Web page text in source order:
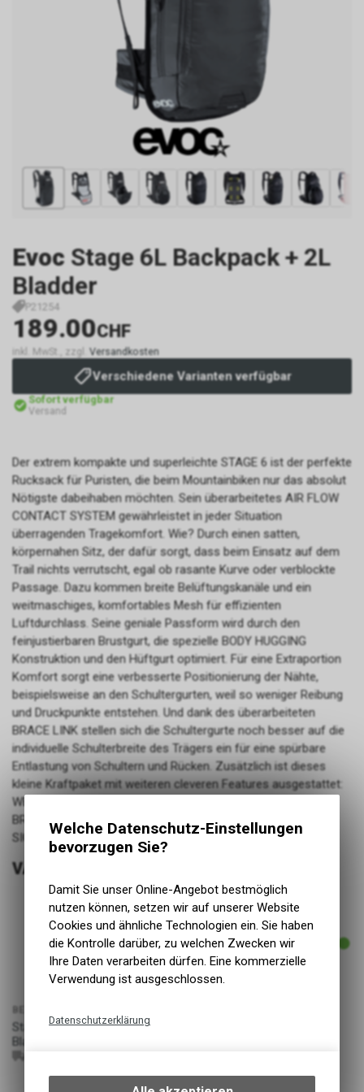
Evoc Stage 6L Backpack + 2L
Bladder
P21254
189.00CHF
inkl. MwSt., zzgl. Versandkosten
Verschiedene Varianten verfügbar
Sofort verfügbar
Versand
Der extrem kompakte und superleichte STAGE 6 ist der perfekte
Rucksack für Puristen, die beim Mountainbiken nur das absolut
Nötigste dabeihaben möchten. Sein überarbeitetes AIR FLOW
CONTACT SYSTEM gewährleistet in jeder Situation
überragenden Tragekomfort. Wie? Durch einen satten,
körpernahen Sitz, der dafür sorgt, dass beim Einsatz auf dem
Trail nichts verrutscht, egal ob rasante Kurve oder verblockte
Passage. Dazu kommen breite Belüftungskanäle und ein
weitmaschiges, komfortables Mesh für effizienten
Luftdurchlass. Seine geniale Passform wird durch den
feinjustierbaren Brustgurt, die spezielle BODY HUGGING
Konstruktion und den Hüftgurt optimiert. Für eine Extraportion
Komfort sorgt eine verbesserte Positionierung der Nähte,
beispielsweise an den Schultergurten, weil so weniger Reibung
und Druckpunkte entstehen. Und dank des überarbeiteten
BRACE LINK stellen sich die Schultergurte noch besser auf die
individuelle Schulterbreite des Trägers ein für eine spürbare
Entlastung von Schultern und Rücken. Zusätzlich ist dieses
kleine Kraftpaket mit weiteren cleveren Features ausgestattet:
WERKZEUGFACH, TRINKBLASENFACH inklusive 2l Trinkblase,
BRILLENFACH, NOTFALLPLAN, HELMHALTERUNG und
SIGNALPFEIFE.
VARIANTEN
ARTIKELNUMMER
530023001200018000
Stage 6L Backpack + 2L
Bladder, black
Welche Datenschutz-Einstellungen
bevorzugen Sie?
Damit Sie unser Online-Angebot bestmöglich
nutzen können, setzen wir auf unserer Website
Cookies und ähnliche Technologien ein. Sie haben
die Kontrolle darüber, zu welchen Zwecken wir
Ihre Daten verarbeiten dürfen. Eine kommerzielle
Verwendung ist ausgeschlossen.
Datenschutzerklärung
bestimmte Interaktionen und